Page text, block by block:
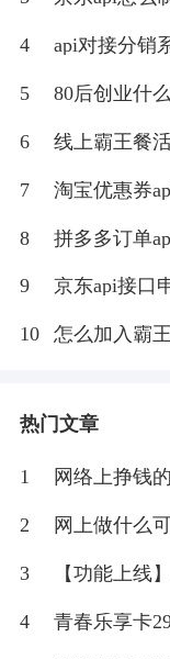
4 api对接分销
5 80后创业什
6 线上霸王餐
7 淘宝优惠券
8 拼多多订单
9 京东api接口
10 怎么加入霸
热门文章
1 网络上挣钱
2 网上做什么
3 【功能上线
4 青春乐享卡